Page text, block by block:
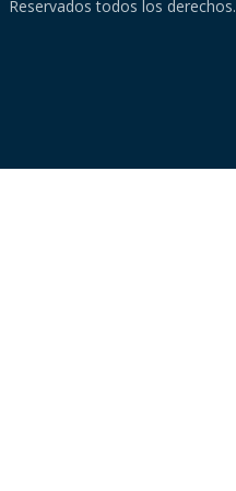
Reservados todos los derechos.